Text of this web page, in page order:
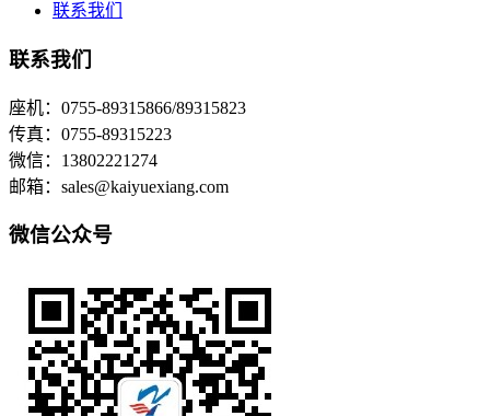
联系我们
联系我们
座机：0755-89315866/89315823
传真：0755-89315223
微信：13802221274
邮箱：sales@kaiyuexiang.com
微信公众号